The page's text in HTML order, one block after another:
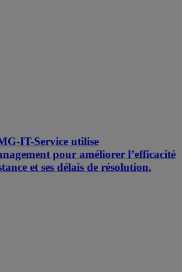
IT-Service utilise
pour améliorer l’efficacité
et ses délais de résolution.